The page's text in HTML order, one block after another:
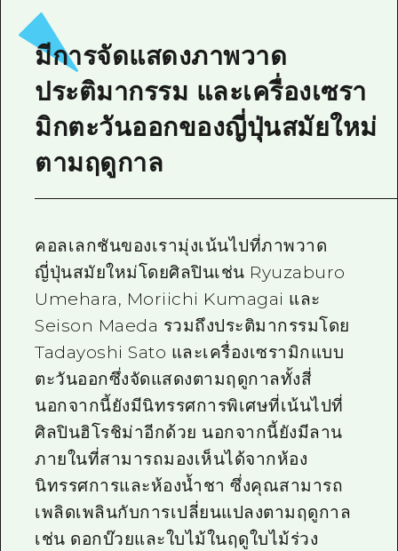
คำถามที่พบบ่อย
ดาวน์โหลดรูปภาพ
ข้อมูลการขนส่งระหว่างเกิดภัยพิบัติ
มีการจัดแสดงภาพวาด
ประติมากรรม และเครื่องเซรา
มิกตะวันออกของญี่ปุ่นสมัยใหม่
ตามฤดูกาล
คอลเลกชันของเรามุ่งเน้นไปที่ภาพวาด
ญี่ปุ่นสมัยใหม่โดยศิลปินเช่น Ryuzaburo
Umehara, Moriichi Kumagai และ
Seison Maeda รวมถึงประติมากรรมโดย
Tadayoshi Sato และเครื่องเซรามิกแบบ
ตะวันออกซึ่งจัดแสดงตามฤดูกาลทั้งสี่
นอกจากนี้ยังมีนิทรรศการพิเศษที่เน้นไปที่
ศิลปินฮิโรชิม่าอีกด้วย นอกจากนี้ยังมีลาน
ภายในที่สามารถมองเห็นได้จากห้อง
นิทรรศการและห้องน้ำชา ซึ่งคุณสามารถ
เพลิดเพลินกับการเปลี่ยนแปลงตามฤดูกาล
เช่น ดอกบ๊วยและใบไม้ในฤดูใบไม้ร่วง